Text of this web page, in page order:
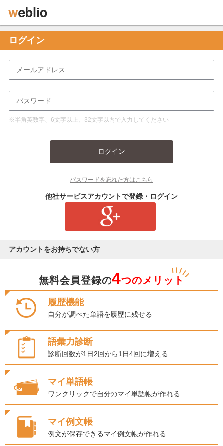
ログイン
※半角英数字、6文字以上、32文字以内で入力してください
ログイン
パスワードを忘れた方はこちら
他社サービスアカウントで登録・ログイン
アカウントをお持ちでない方
無料会員登録の4つのメリット
履歴機能
自分が調べた単語を履歴に残せる
語彙力診断
診断回数が1日2回から1日4回に増える
マイ単語帳
ワンクリックで自分のマイ単語帳が作れる
マイ例文帳
例文が保存できるマイ例文帳が作れる